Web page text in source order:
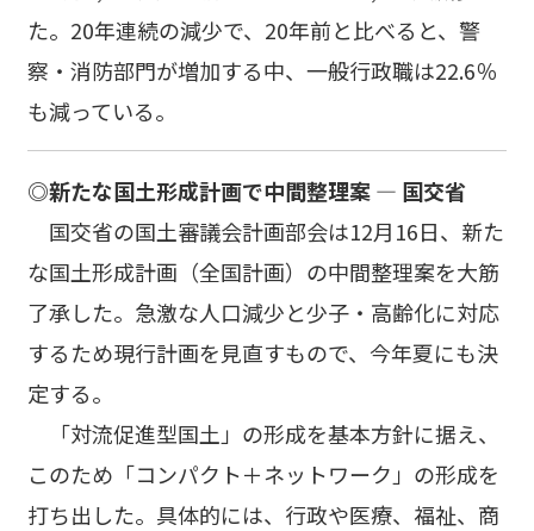
た。20年連続の減少で、20年前と比べると、警
察・消防部門が増加する中、一般行政職は22.6％
も減っている。
◎新たな国土形成計画で中間整理案 ― 国交省
国交省の国土審議会計画部会は12月16日、新た
な国土形成計画（全国計画）の中間整理案を大筋
了承した。急激な人口減少と少子・高齢化に対応
するため現行計画を見直すもので、今年夏にも決
定する。
「対流促進型国土」の形成を基本方針に据え、
このため「コンパクト＋ネットワーク」の形成を
打ち出した。具体的には、行政や医療、福祉、商